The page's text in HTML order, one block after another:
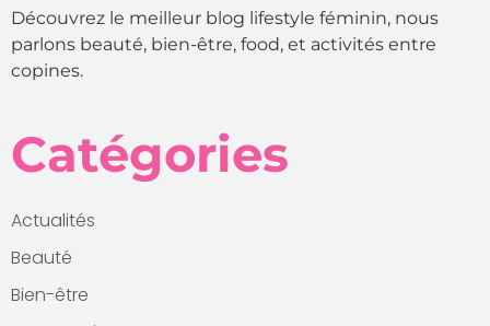
Découvrez le meilleur blog lifestyle féminin, nous
parlons beauté, bien-être, food, et activités entre
copines.
Catégories
Actualités
Beauté
Bien-être